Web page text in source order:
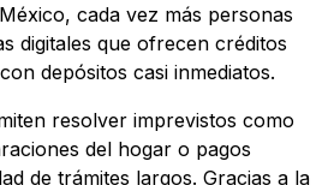
cada vez más personas
digitales que ofrecen créditos
depósitos casi inmediatos.
resolver imprevistos como
del hogar o pagos
de trámites largos. Gracias a la